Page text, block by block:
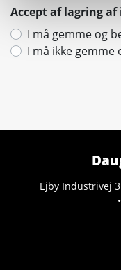
Accept af lagring
I må gemme og
I må ikke
Ejby Industrivej 3
•